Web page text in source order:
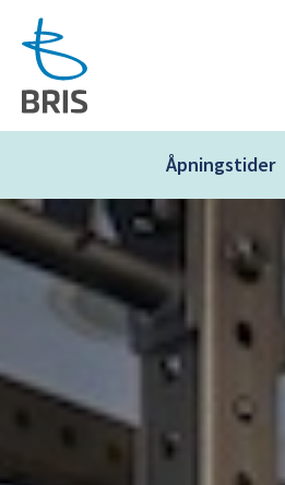
Åpningstider